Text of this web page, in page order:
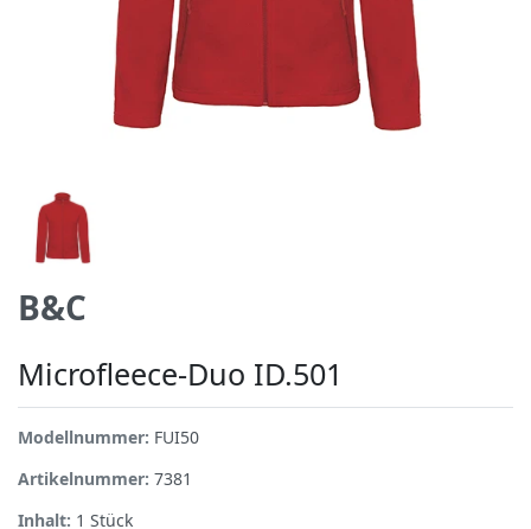
B&C
Microfleece-Duo ID.501
Modellnummer: FUI50
Artikelnummer: 7381
Inhalt: 1 Stück